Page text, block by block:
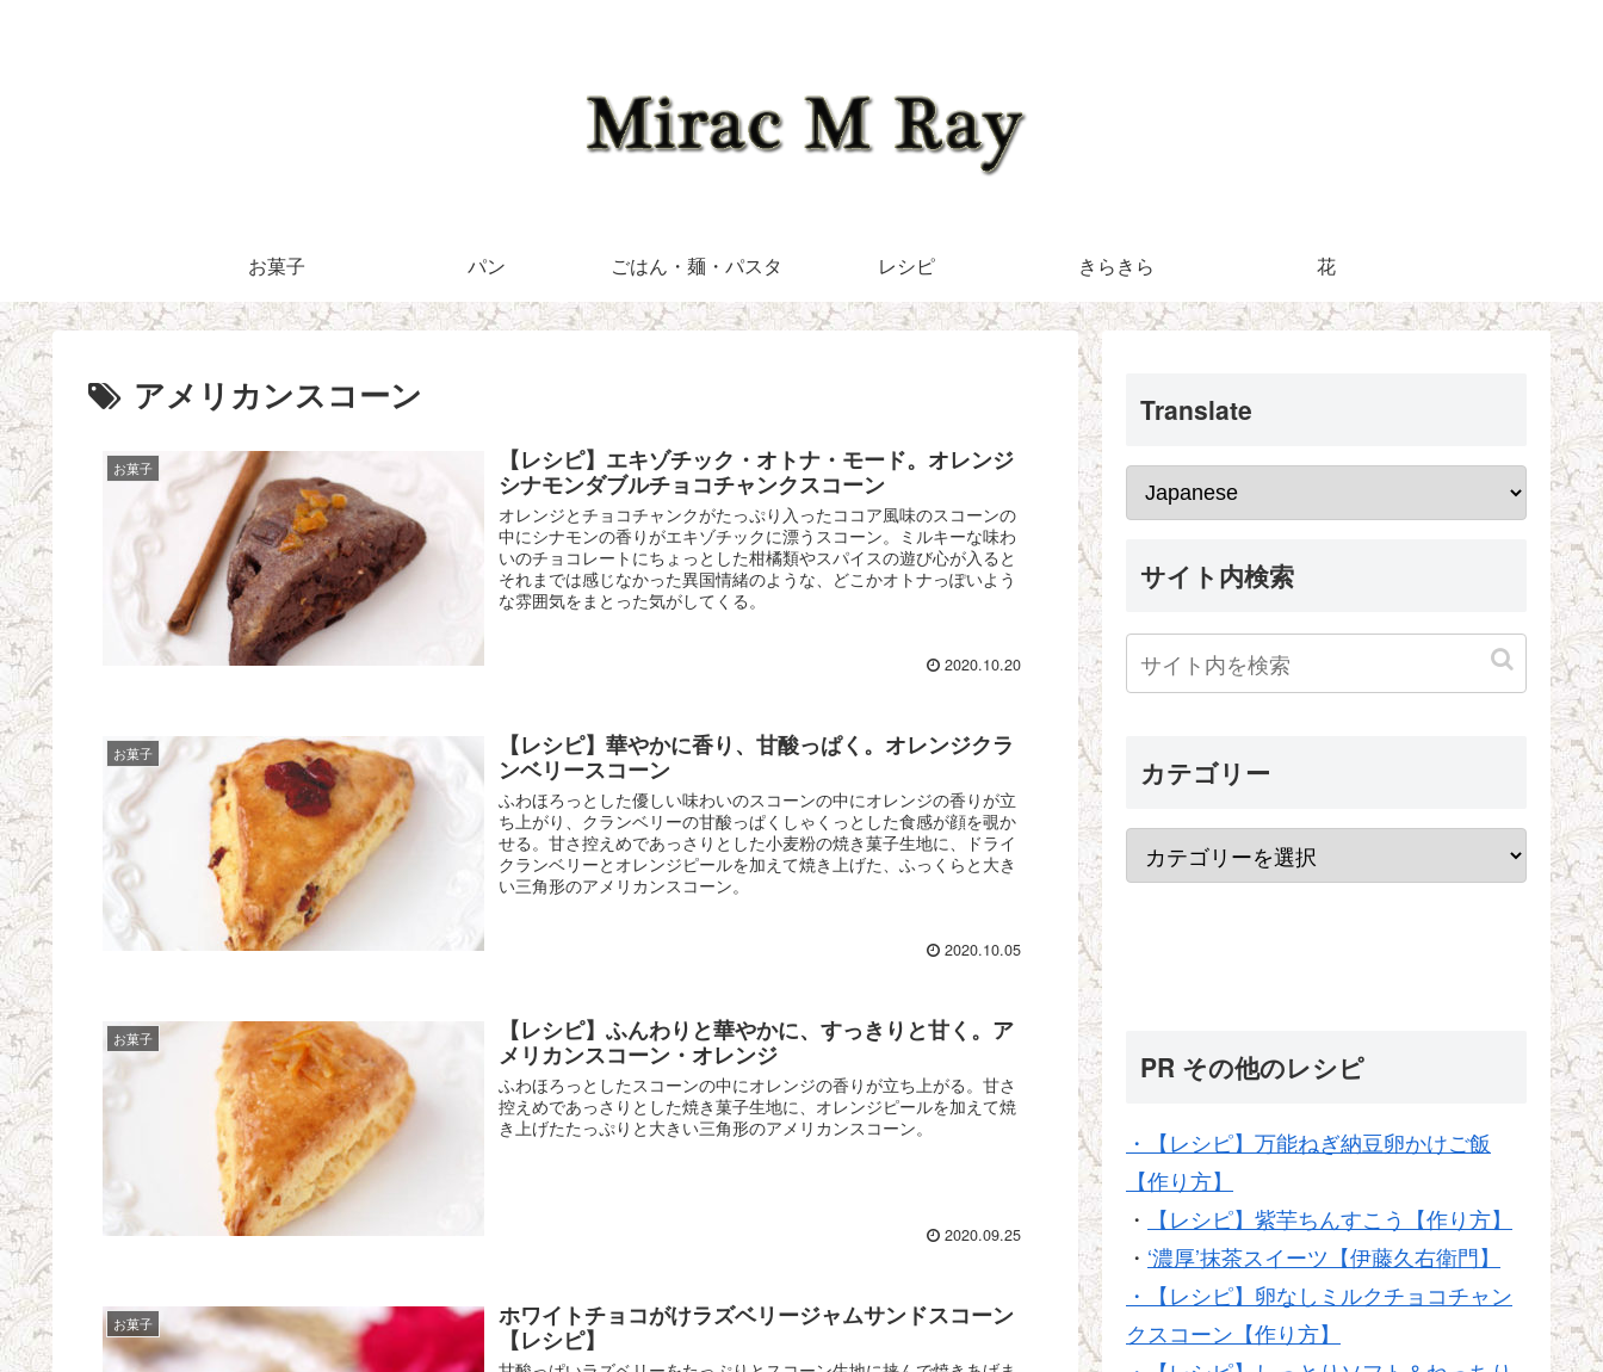
お菓子 パン ごはん・麺・パスタ レシピ きらきら 花
アメリカンスコーン
お菓子
【レシピ】エキゾチック・オトナ・モード。オレンジ
シナモンダブルチョコチャンクスコーン
オレンジとチョコチャンクがたっぷり入ったココア風味のスコーンの
中にシナモンの香りがエキゾチックに漂うスコーン。ミルキーな味わ
いのチョコレートにちょっとした柑橘類やスパイスの遊び心が入ると
それまでは感じなかった異国情緒のような、どこかオトナっぽいよう
な雰囲気をまとった気がしてくる。
2020.10.20
お菓子
【レシピ】華やかに香り、甘酸っぱく。オレンジクラ
ンベリースコーン
ふわほろっとした優しい味わいのスコーンの中にオレンジの香りが立
ち上がり、クランベリーの甘酸っぱくしゃくっとした食感が顔を覗か
せる。甘さ控えめであっさりとした小麦粉の焼き菓子生地に、ドライ
クランベリーとオレンジピールを加えて焼き上げた、ふっくらと大き
い三角形のアメリカンスコーン。
2020.10.05
お菓子
【レシピ】ふんわりと華やかに、すっきりと甘く。ア
メリカンスコーン・オレンジ
ふわほろっとしたスコーンの中にオレンジの香りが立ち上がる。甘さ
控えめであっさりとした焼き菓子生地に、オレンジピールを加えて焼
き上げたたっぷりと大きい三角形のアメリカンスコーン。
2020.09.25
お菓子
ホワイトチョコがけラズベリージャムサンドスコーン
【レシピ】
Translate
サイト内検索
カテゴリー
PR その他のレシピ
・【レシピ】万能ねぎ納豆卵かけご飯
【作り方】
・
【レシピ】紫芋ちんすこう【作り方】
・ ‘濃厚’抹茶スイーツ【伊藤久右衛門】
・【レシピ】卵なしミルクチョコチャン
クスコーン【作り方】